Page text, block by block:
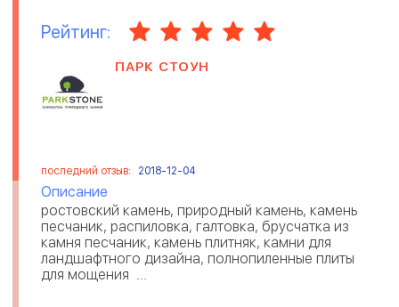
Рейтинг:
ПАРК СТОУН
последний отзыв: 2018-12-04
Описание
ростовский камень, природный камень, камень
песчаник, распиловка, галтовка, брусчатка из
камня песчаник, камень плитняк, камни для
ландшафтного дизайна, полнопиленные плиты
для мощения ...